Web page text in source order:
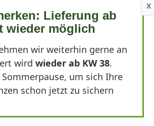
X
Lieferung ab
wieder möglich
wir weiterhin gerne an
wird wieder ab KW 38.
um sich Ihre
schon jetzt zu sichern